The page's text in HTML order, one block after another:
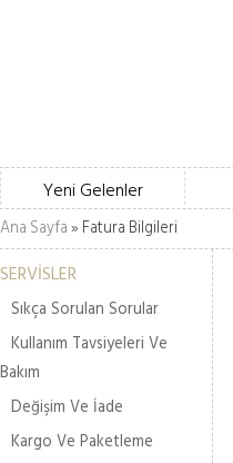
Yeni Gelenler
Ana Sayfa» Fatura Bilgileri
SERVİSLER
Sıkça Sorulan Sorular
Kullanım Tavsiyeleri Ve
Bakım
Değişim Ve İade
Kargo Ve Paketleme